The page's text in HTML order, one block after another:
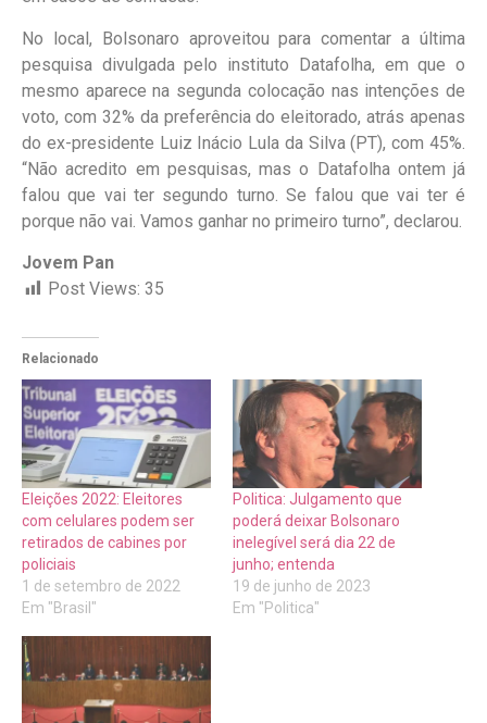
No local, Bolsonaro aproveitou para comentar a última
pesquisa divulgada pelo instituto Datafolha, em que o
mesmo aparece na segunda colocação nas intenções de
voto, com 32% da preferência do eleitorado, atrás apenas
do ex-presidente Luiz Inácio Lula da Silva (PT), com 45%.
“Não acredito em pesquisas, mas o Datafolha ontem já
falou que vai ter segundo turno. Se falou que vai ter é
porque não vai. Vamos ganhar no primeiro turno”, declarou.
Jovem Pan
Post Views: 35
Relacionado
Eleições 2022: Eleitores
com celulares podem ser
retirados de cabines por
policiais
1 de setembro de 2022
Em "Brasil"
Politica: Julgamento que
poderá deixar Bolsonaro
inelegível será dia 22 de
junho; entenda
19 de junho de 2023
Em "Politica"